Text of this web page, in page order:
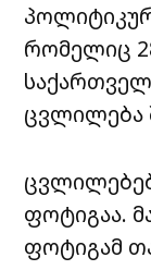
რომელიც
ცვლილება
ფოტიგაა.
ფოტიგამ